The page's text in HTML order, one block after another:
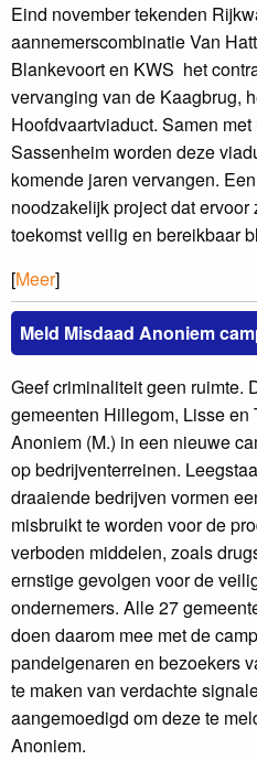
Eind november tekenden
aannemerscombinatie Van
Blankevoort en KWS het
vervanging van de Kaagbrug,
Hoofdvaartviaduct. Samen
Sassenheim worden deze
komende jaren vervangen.
noodzakelijk project dat ervoor
toekomst veilig en bereikbaar
[Meer]
Meld Misdaad Anoniem
Geef criminaliteit geen ruimte.
gemeenten Hillegom, Lisse
Anoniem (M.) in een nieuwe
op bedrijventerreinen.
draaiende bedrijven vormen
misbruikt te worden​ voor de
verboden middelen, zoals
ernstige gevolgen voor de
ondernemers. Alle 27
doen daarom mee met de
pandeigenaren en bezoekers
te maken van verdachte
aangemoedigd om deze te
Anoniem.